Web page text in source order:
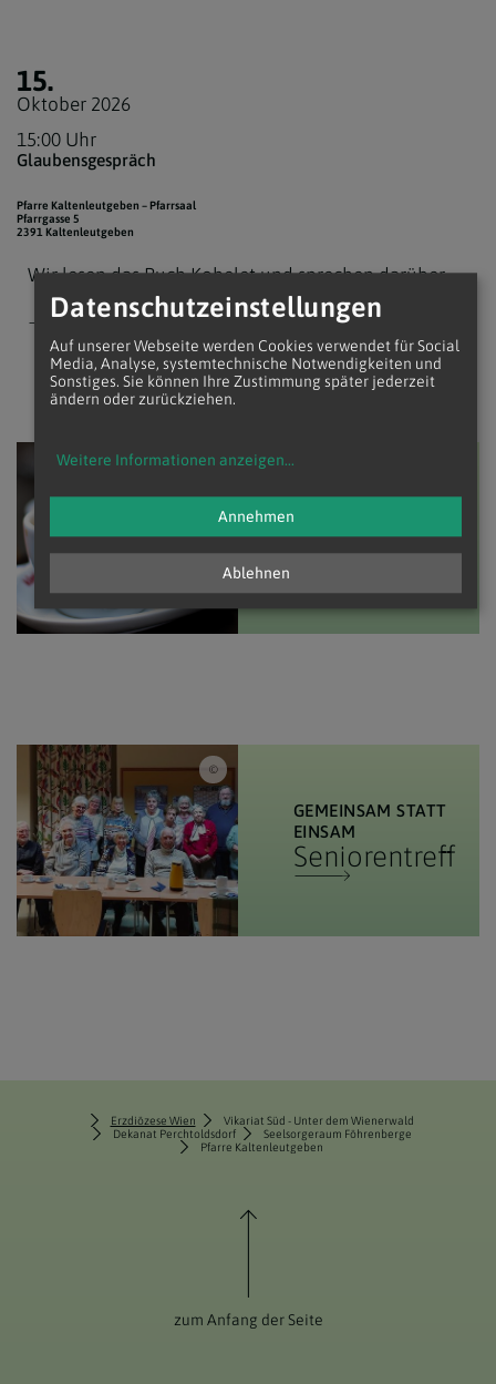
15.
Oktober 2026
15:00 Uhr
Glaubensgespräch
Pfarre Kaltenleutgeben – Pfarrsaal
Pfarrgasse 5
2391 Kaltenleutgeben
Wir lesen das Buch Kohelet und sprechen darüber
Image by congerdesign from Pixabay / Kaffee und
Pfarrcafé
Erika Kinzl / Seniorentreff
GEMEINSAM STATT
EINSAM
Seniorentreff
Erzdiözese Wien
Vikariat Süd - Unter dem Wienerwald
Dekanat Perchtoldsdorf
Seelsorgeraum Föhrenberge
Pfarre Kaltenleutgeben
zum Anfang der Seite
Datenschutzeinstellungen
Auf unserer Webseite werden Cookies verwendet für Social
Media, Analyse, systemtechnische Notwendigkeiten und
Sonstiges. Sie können Ihre Zustimmung später jederzeit
ändern oder zurückziehen.
Weitere Informationen anzeigen...
Ablehnen
Annehmen